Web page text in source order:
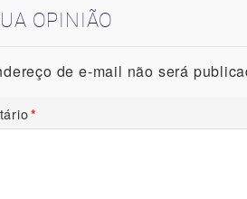
OPINIÃO
de e-mail não será
*